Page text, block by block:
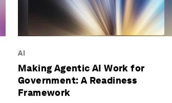
AI
Making Agentic AI Work for
Government: A Readiness
Framework